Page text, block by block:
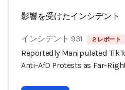
影響を受けたインシデント
インシデント 931 2 レポート
Reportedly Manipulated
Anti-AfD Protests as Far-